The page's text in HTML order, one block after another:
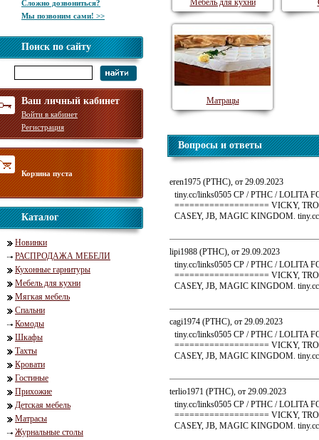
Сложно дозвониться?
Мы позвоним сами! >>
Поиск по сайту
Ваш личный кабинет
Войти в кабинет
Регистрация
Корзина пуста
Каталог
Новинки
РАСПРОДАЖА МЕБЕЛИ
Кухонные гарнитуры
Мебель для кухни
Мягкая мебель
Спальни
Комоды
Шкафы
Тахты
Кровати
Гостиные
Прихожие
Детская мебель
Матрасы
Журнальные столы
Мебель для кухни
Матрацы
Вопросы и ответы
eren1975 (PTHC), от 29.09.2023
tiny.cc/links0505 CP / PTHC / LOLITA
=================== VICKY,
CASEY, JB, MAGIC KINGDOM.
lipi1988 (PTHC), от 29.09.2023
tiny.cc/links0505 CP / PTHC / LOLITA
=================== VICKY,
CASEY, JB, MAGIC KINGDOM.
cagi1974 (PTHC), от 29.09.2023
tiny.cc/links0505 CP / PTHC / LOLITA
=================== VICKY,
CASEY, JB, MAGIC KINGDOM.
terlio1971 (PTHC), от 29.09.2023
tiny.cc/links0505 CP / PTHC / LOLITA
=================== VICKY,
CASEY, JB, MAGIC KINGDOM.